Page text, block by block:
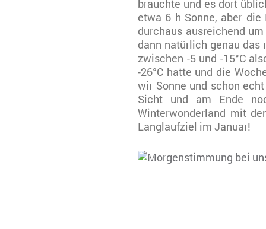
brauchte und es dort
etwa 6 h Sonne, aber
durchaus ausreichend
dann natürlich genau das
zwischen -5 und -15°C
-26°C hatte und die
wir Sonne und schon
Sicht und am Ende
Winterwonderland mit
Langlaufziel im Januar!